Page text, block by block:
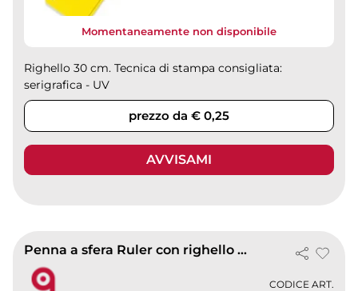
Momentaneamente non disponibile
Righello 30 cm. Tecnica di stampa consigliata:
serigrafica - UV
prezzo da € 0,25
AVVISAMI
Penna a sfera Ruler con righello 10 cm, corpo bianco, refill nero
CODICE ART.